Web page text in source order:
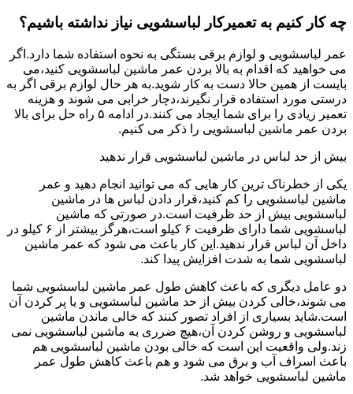
چه کار کنیم به تعمیرکار لباسشویی نیاز نداشته باشیم؟
عمر لباسشویی و لوازم برقی بستگی به نحوه استفاده شما دارد.اگر
می خواهید که اقدام به بالا بردن عمر ماشین لباسشویی کنید،می
بایست از همین حالا دست به کار شوید.به هر حال لوازم برقی اگر به
درستی مورد استفاده قرار نگیرند،دچار خرابی می شوند و هزینه
تعمیر زیادی را برای شما ایجاد می کنند.در ادامه ۵ راه حل برای بالا
بردن عمر ماشین لباسشویی را ذکر می کنیم.
بیش از حد لباس در ماشین لباسشویی قرار ندهید
یکی از خطرناک ترین کار هایی که می توانید انجام دهید و عمر
ماشین لباسشویی را کم کنید،قرار دادن لباس ها در ماشین
لباسشویی بیش از حد ظرفیت است.در صورتی که ماشین
لباسشویی شما دارای ظرفیت ۶ کیلو است،هرگز بیشتر از ۶ کیلو در
داخل آن لباس قرار ندهید.این کار باعث می شود که عمر ماشین
لباسشویی شما به شدت افزایش پیدا کند.
دو عامل دیگری که باعث کاهش طول عمر ماشین لباسشویی شما
می شوند،خالی کردن بیش از حد ماشین لباسشویی و یا پر کردن آن
است.شاید بسیاری از افراد تصور کنند که خالی ماندن ماشین
لباسشویی و روشن کردن آن،هیچ ضرری به ماشین لباسشویی نمی
زند.ولی واقعیت این است که خالی بودن ماشین لباسشویی هم
باعث اسراف آب و برق می شود و هم باعث کاهش طول عمر
ماشین لباسشویی خواهد شد.